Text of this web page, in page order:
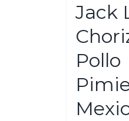
Jack
Pollo